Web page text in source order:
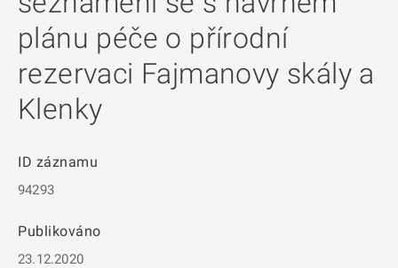
plánu péče o přírodní
rezervaci Fajmanovy skály a
Klenky
ID záznamu
94293
Publikováno
23.12.2020